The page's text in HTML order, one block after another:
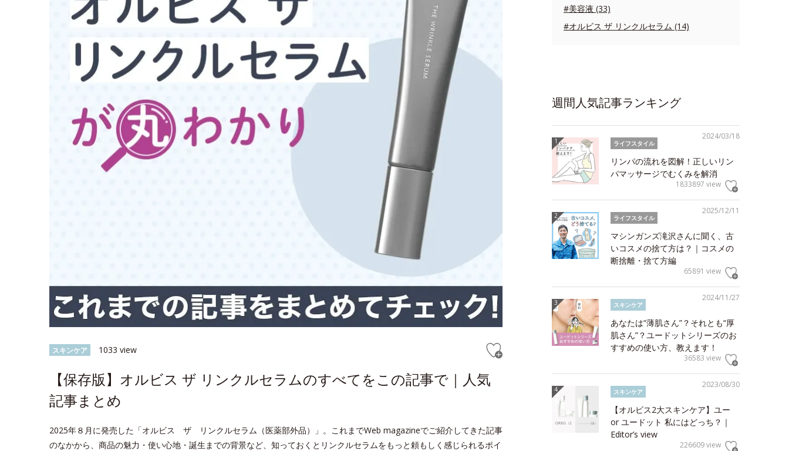
スキンケア 1033 view
【保存版】オルビス ザ リンクルセラムのすべてをこの記事で｜人気
記事まとめ
2025年８月に発売した「オルビス ザ リンクルセラム（医薬部外品）」。これまでWeb magazineでご紹介してきた記事
のなかから、商品の魅力・使い心地・誕生までの背景など、知っておくとリンクルセラムをもっと頼もしく感じられるポイ
#美容液 (33)
#オルビス ザ リンクルセラム (14)
週間人気記事ランキング
2024/03/18
ライフスタイル
リンパの流れを図解！正しいリン
パマッサージでむくみを解消
1833897 view
2025/12/11
ライフスタイル
マシンガンズ滝沢さんに聞く、古
いコスメの捨て方は？｜コスメの
断捨離・捨て方編
65891 view
2024/11/27
スキンケア
あなたは“薄肌さん”？それとも“厚
肌さん”？ユードットシリーズのお
すすめの使い方、教えます！
36583 view
2023/08/30
スキンケア
【オルビス2大スキンケア】ユー
or ユードット 私にはどっち？｜
Editor’s view
226609 view